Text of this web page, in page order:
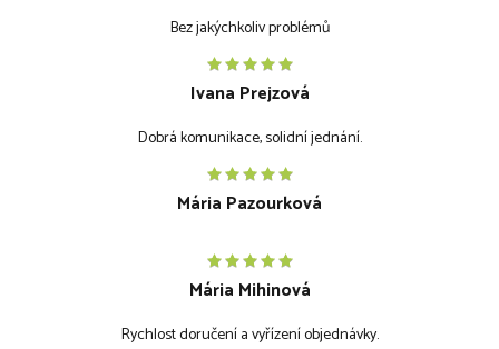
Bez jakýchkoliv problémů
Ivana Prejzová
Dobrá komunikace, solidní jednání.
Mária Pazourková
Mária Mihinová
Rychlost doručení a vyřízení objednávky.